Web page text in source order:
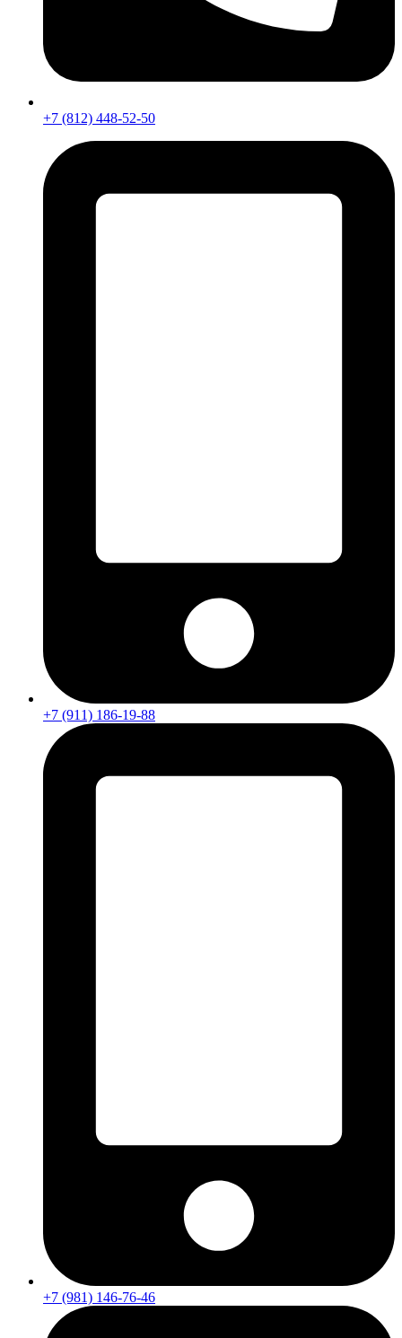
+7 (812) 448-52-50
+7 (911) 186-19-88
+7 (981) 146-76-46